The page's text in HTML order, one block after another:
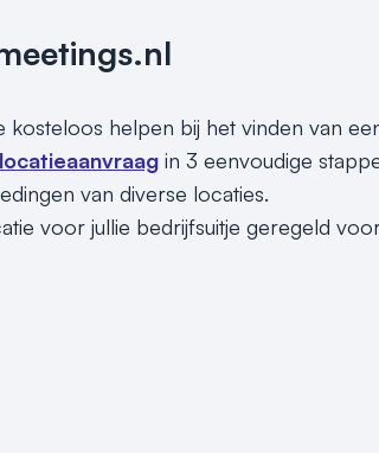
kosteloos helpen bij het vinden van
in 3 eenvoudige
van diverse locaties.
voor jullie bedrijfsuitje geregeld